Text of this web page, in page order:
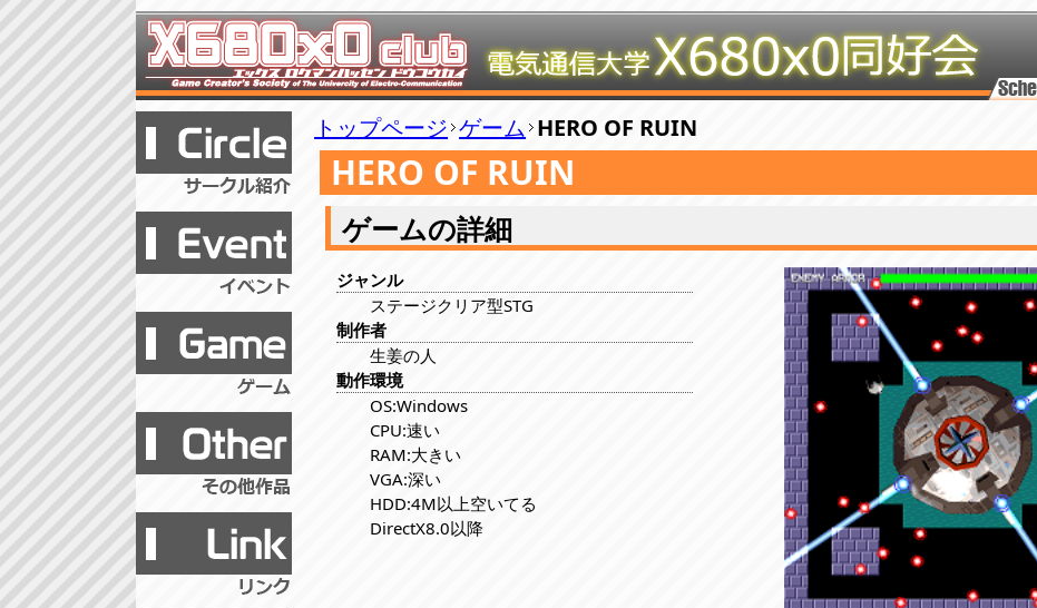
トップページ ゲーム HERO OF RUIN
HERO OF RUIN
ゲームの詳細
ジャンル
ステージクリア型STG
制作者
生姜の人
動作環境
OS:Windows
CPU:速い
RAM:大きい
VGA:深い
HDD:4M以上空いてる
DirectX8.0以降